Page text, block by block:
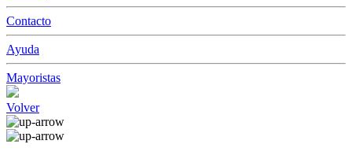
Contacto
Ayuda
Mayoristas
Volver